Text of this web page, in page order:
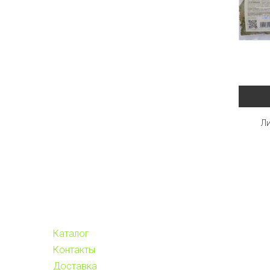
Каталог
Контакты
Доставка